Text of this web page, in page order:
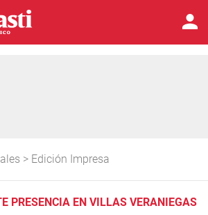
> Edición Impresa
PRESENCIA EN VILLAS VERANIEGAS